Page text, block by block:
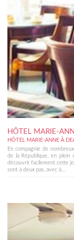
HÔTEL MARIE-
HÔTEL MARIE-ANNE À
En compagnie de
de la République, en plein
découvrir facilement cette
sont à deux pas, avec à...